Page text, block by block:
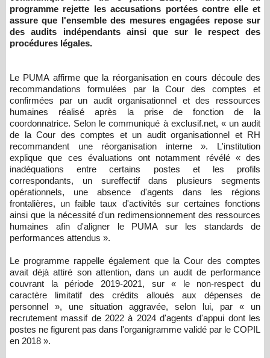
programme rejette les accusations portées contre elle et
assure que l'ensemble des mesures engagées repose sur
des audits indépendants ainsi que sur le respect des
procédures légales.
Le PUMA affirme que la réorganisation en cours découle des
recommandations formulées par la Cour des comptes et
confirmées par un audit organisationnel et des ressources
humaines réalisé après la prise de fonction de la
coordonnatrice. Selon le communiqué à exclusif.net, « un audit
de la Cour des comptes et un audit organisationnel et RH
recommandent une réorganisation interne ». L'institution
explique que ces évaluations ont notamment révélé « des
inadéquations entre certains postes et les profils
correspondants, un sureffectif dans plusieurs segments
opérationnels, une absence d'agents dans les régions
frontalières, un faible taux d'activités sur certaines fonctions
ainsi que la nécessité d'un redimensionnement des ressources
humaines afin d'aligner le PUMA sur les standards de
performances attendus ».
Le programme rappelle également que la Cour des comptes
avait déjà attiré son attention, dans un audit de performance
couvrant la période 2019-2021, sur « le non-respect du
caractère limitatif des crédits alloués aux dépenses de
personnel », une situation aggravée, selon lui, par « un
recrutement massif de 2022 à 2024 d'agents d'appui dont les
postes ne figurent pas dans l'organigramme validé par le COPIL
en 2018 ».